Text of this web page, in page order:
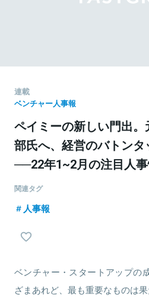
連載
ベンチャー人事報
ペイミーの新しい門出
部氏へ、経営のバトンタ
──22年1~2月の注目人
関連タグ
人事報
ベンチャー・スタートアップの
ざまあれど、最も重要なものは果